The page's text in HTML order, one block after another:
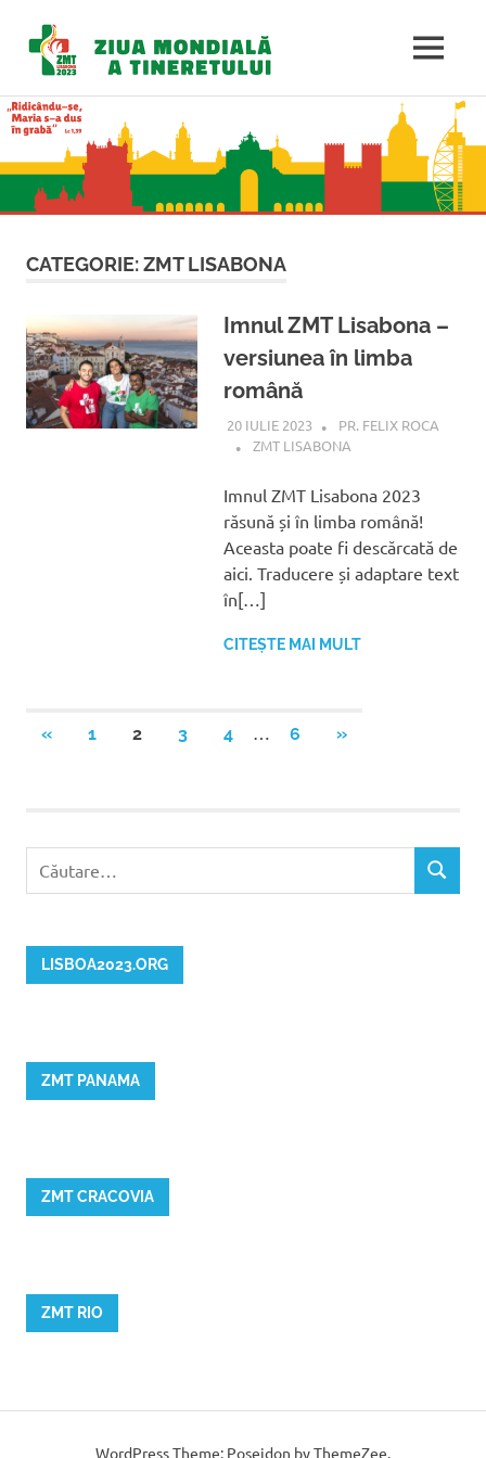
Sari
la
conținut
Mondială
a
MENU
CATEGORIE:ZMT LISABONA
Imnul ZMT Lisabona –
versiunea în limba
română
20 IULIE 2023
PR. FELIX ROCA
ZMT LISABONA
Imnul ZMT Lisabona 2023
răsună și în limba română!
Aceasta poate fi descărcată de
aici. Traducere și adaptare text
în[…]
CITEȘTE MAI MULT
Navigare
«ARTICOLE
1 2 3 4 6
ARTICOLE
»
după:
LISBOA2023.ORG
ZMT PANAMA
ZMT CRACOVIA
ZMT RIO
WordPress Theme: Poseidon by ThemeZee.